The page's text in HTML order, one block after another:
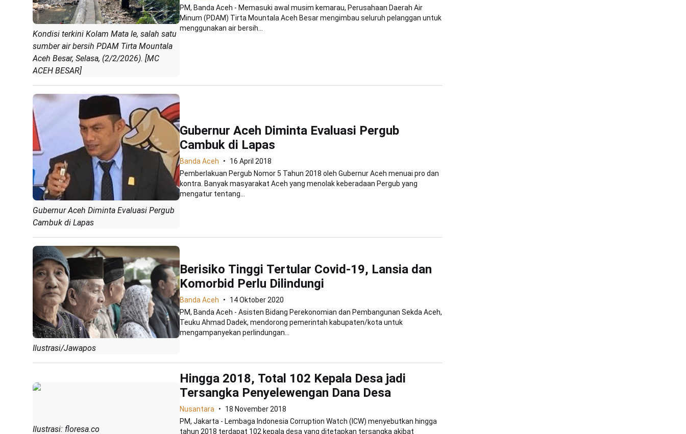
Kondisi terkini Kolam Mata Ie, salah satu
sumber air bersih PDAM Tirta Mountala
Aceh Besar, Selasa, (2/2/2026). [MC
ACEH BESAR]
PM, Banda Aceh - Memasuki awal musim kemarau, Perusahaan Daerah Air
Minum (PDAM) Tirta Mountala Aceh Besar mengimbau seluruh pelanggan untuk
menggunakan air bersih...
Gubernur Aceh Diminta Evaluasi Pergub
Cambuk di Lapas
Gubernur Aceh Diminta Evaluasi Pergub
Cambuk di Lapas
Banda Aceh
16 April 2018
Pemberlakuan Pergub Nomor 5 Tahun 2018 oleh Gubernur Aceh menuai pro dan
kontra. Banyak masyarakat Aceh yang menolak keberadaan Pergub yang
mengatur tentang...
Ilustrasi/Jawapos
Berisiko Tinggi Tertular Covid-19, Lansia dan
Komorbid Perlu Dilindungi
Banda Aceh
14 Oktober 2020
PM, Banda Aceh - Asisten Bidang Perekonomian dan Pembangunan Sekda Aceh,
Teuku Ahmad Dadek, mendorong pemerintah kabupaten/kota untuk
mengampanyekan perlindungan...
Ilustrasi: floresa.co
Hingga 2018, Total 102 Kepala Desa jadi
Tersangka Penyelewengan Dana Desa
Nusantara
18 November 2018
PM, Jakarta - Lembaga Indonesia Corruption Watch (ICW) menyebutkan hingga
tahun 2018 terdapat 102 kepala desa yang ditetapkan tersangka akibat